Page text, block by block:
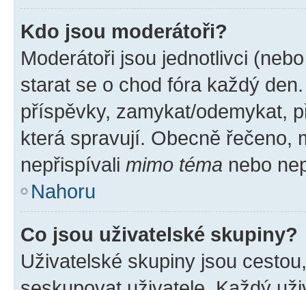
Kdo jsou moderátoři?
Moderátoři jsou jednotlivci
starat se o chod fóra každý
příspěvky, zamykat/odemykat,
která spravují. Obecně řečeno,
nepřispívali mimo téma nebo
Nahoru
Co jsou uživatelské skupiny?
Uživatelské skupiny jsou